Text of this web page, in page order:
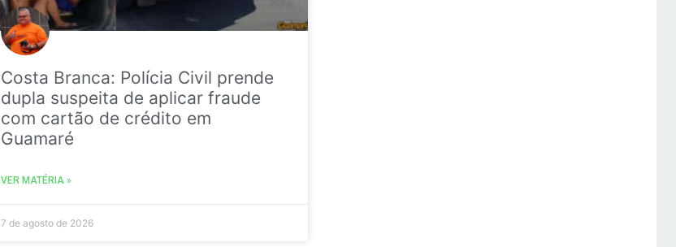
Costa Branca: Polícia Civil prende
dupla suspeita de aplicar fraude
com cartão de crédito em
Guamaré
VER MATÉRIA »
7 de agosto de 2026